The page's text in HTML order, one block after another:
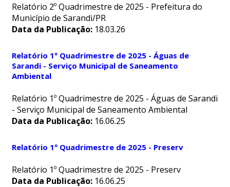
Relatório 2º Quadrimestre de 2025 - Prefeitura do
Município de Sarandi/PR
Data da Publicação: 18.03.26
Relatório 1º Quadrimestre de 2025 - Águas de
Sarandi - Serviço Municipal de Saneamento
Ambiental
Relatório 1º Quadrimestre de 2025 - Águas de Sarandi
- Serviço Municipal de Saneamento Ambiental
Data da Publicação: 16.06.25
Relatório 1º Quadrimestre de 2025 - Preserv
Relatório 1º Quadrimestre de 2025 - Preserv
Data da Publicação: 16.06.25